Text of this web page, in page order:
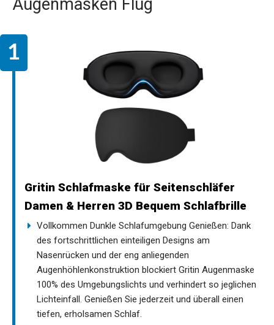
Augenmasken Flug
Gritin Schlafmaske für Seitenschläfer
Damen & Herren 3D Bequem Schlafbrille
Vollkommen Dunkle Schlafumgebung Genießen: Dank
des fortschrittlichen einteiligen Designs am
Nasenrücken und der eng anliegenden
Augenhöhlenkonstruktion blockiert Gritin Augenmaske
100% des Umgebungslichts und verhindert so jeglichen
Lichteinfall. Genießen Sie jederzeit und überall einen
tiefen, erholsamen Schlaf.